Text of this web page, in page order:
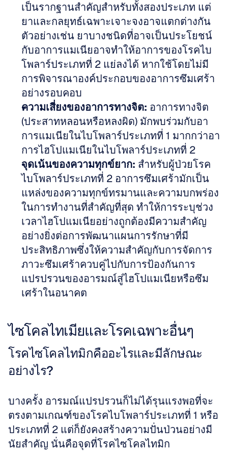
เป็นรากฐานสำคัญสำหรับทั้งสองประเภท แต่
ยาและกลยุทธ์เฉพาะเจาะจงอาจแตกต่างกัน
ตัวอย่างเช่น ยาบางชนิดที่อาจเป็นประโยชน์
กับอาการแมเนียอาจทำให้อาการของโรคไบ
โพลาร์ประเภทที่ 2 แย่ลงได้ หากใช้โดยไม่มี
การพิจารณาองค์ประกอบของอาการซึมเศร้า
อย่างรอบคอบ
ความเสี่ยงของอาการทางจิต: อาการทางจิต
(ประสาทหลอนหรือหลงผิด) มักพบร่วมกับอา
การแมเนียในไบโพลาร์ประเภทที่ 1 มากกว่าอา
การไฮโปแมเนียในไบโพลาร์ประเภทที่ 2
จุดเน้นของความทุกข์ยาก: สำหรับผู้ป่วยโรค
ไบโพลาร์ประเภทที่ 2 อาการซึมเศร้ามักเป็น
แหล่งของความทุกข์ทรมานและความบกพร่อง
ในการทำงานที่สำคัญที่สุด ทำให้การระบุช่วง
เวลาไฮโปแมเนียอย่างถูกต้องมีความสำคัญ
อย่างยิ่งต่อการพัฒนาแผนการรักษาที่มี
ประสิทธิภาพซึ่งให้ความสำคัญกับการจัดการ
ภาวะซึมเศร้าควบคู่ไปกับการป้องกันการ
แปรปรวนของอารมณ์สู่ไฮโปแมเนียหรือซึม
เศร้าในอนาคต
ไซโคลไทเมียและโรคเฉพาะอื่นๆ
โรคไซโคลไทมิกคืออะไรและมีลักษณะ
อย่างไร?
บางครั้ง อารมณ์แปรปรวนก็ไม่ได้รุนแรงพอที่จะ
ตรงตามเกณฑ์ของโรคไบโพลาร์ประเภทที่ 1 หรือ
ประเภทที่ 2 แต่ก็ยังคงสร้างความปั่นป่วนอย่างมี
นัยสำคัญ นั่นคือจุดที่โรคไซโคลไทมิก